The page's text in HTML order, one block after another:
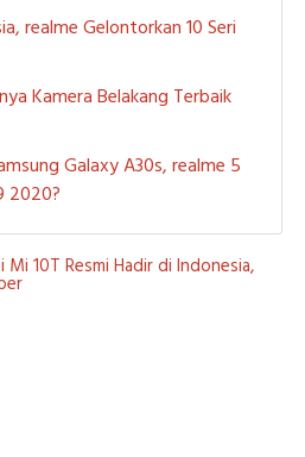
realme Gelontorkan 10 Seri
Kamera Belakang Terbaik
Galaxy A30s, realme 5
2020?
Mi 10T Resmi Hadir di Indonesia,